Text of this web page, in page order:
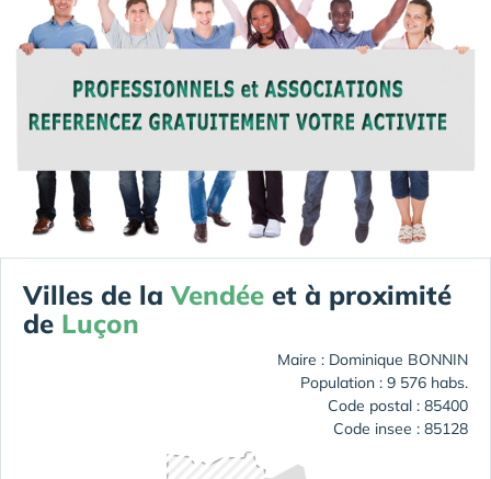
Villes de la Vendée et à proximité
de Luçon
Maire : Dominique BONNIN
Population : 9 576 habs.
Code postal : 85400
Code insee : 85128